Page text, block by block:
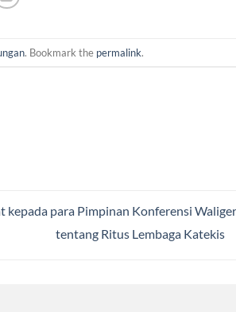
. Bookmark the permalink.
kepada para Pimpinan Konferensi
tentang Ritus Lembaga Katekis